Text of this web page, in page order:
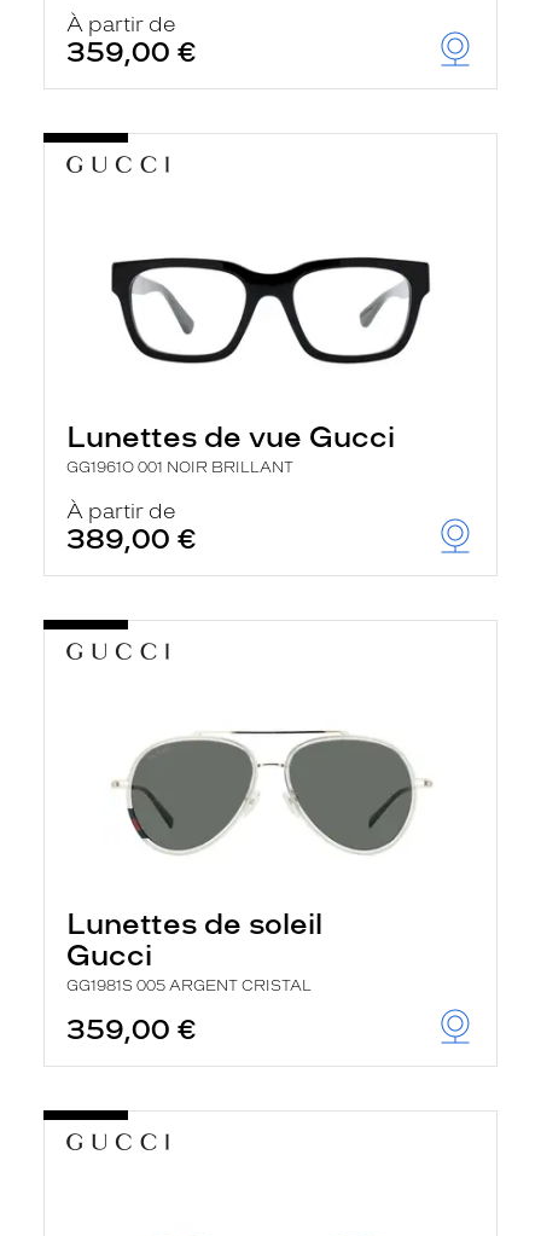
À partir de
359,00 €
Lunettes de vue Gucci
GG1961O 001 NOIR BRILLANT
À partir de
389,00 €
Lunettes de soleil
Gucci
GG1981S 005 ARGENT CRISTAL
359,00 €